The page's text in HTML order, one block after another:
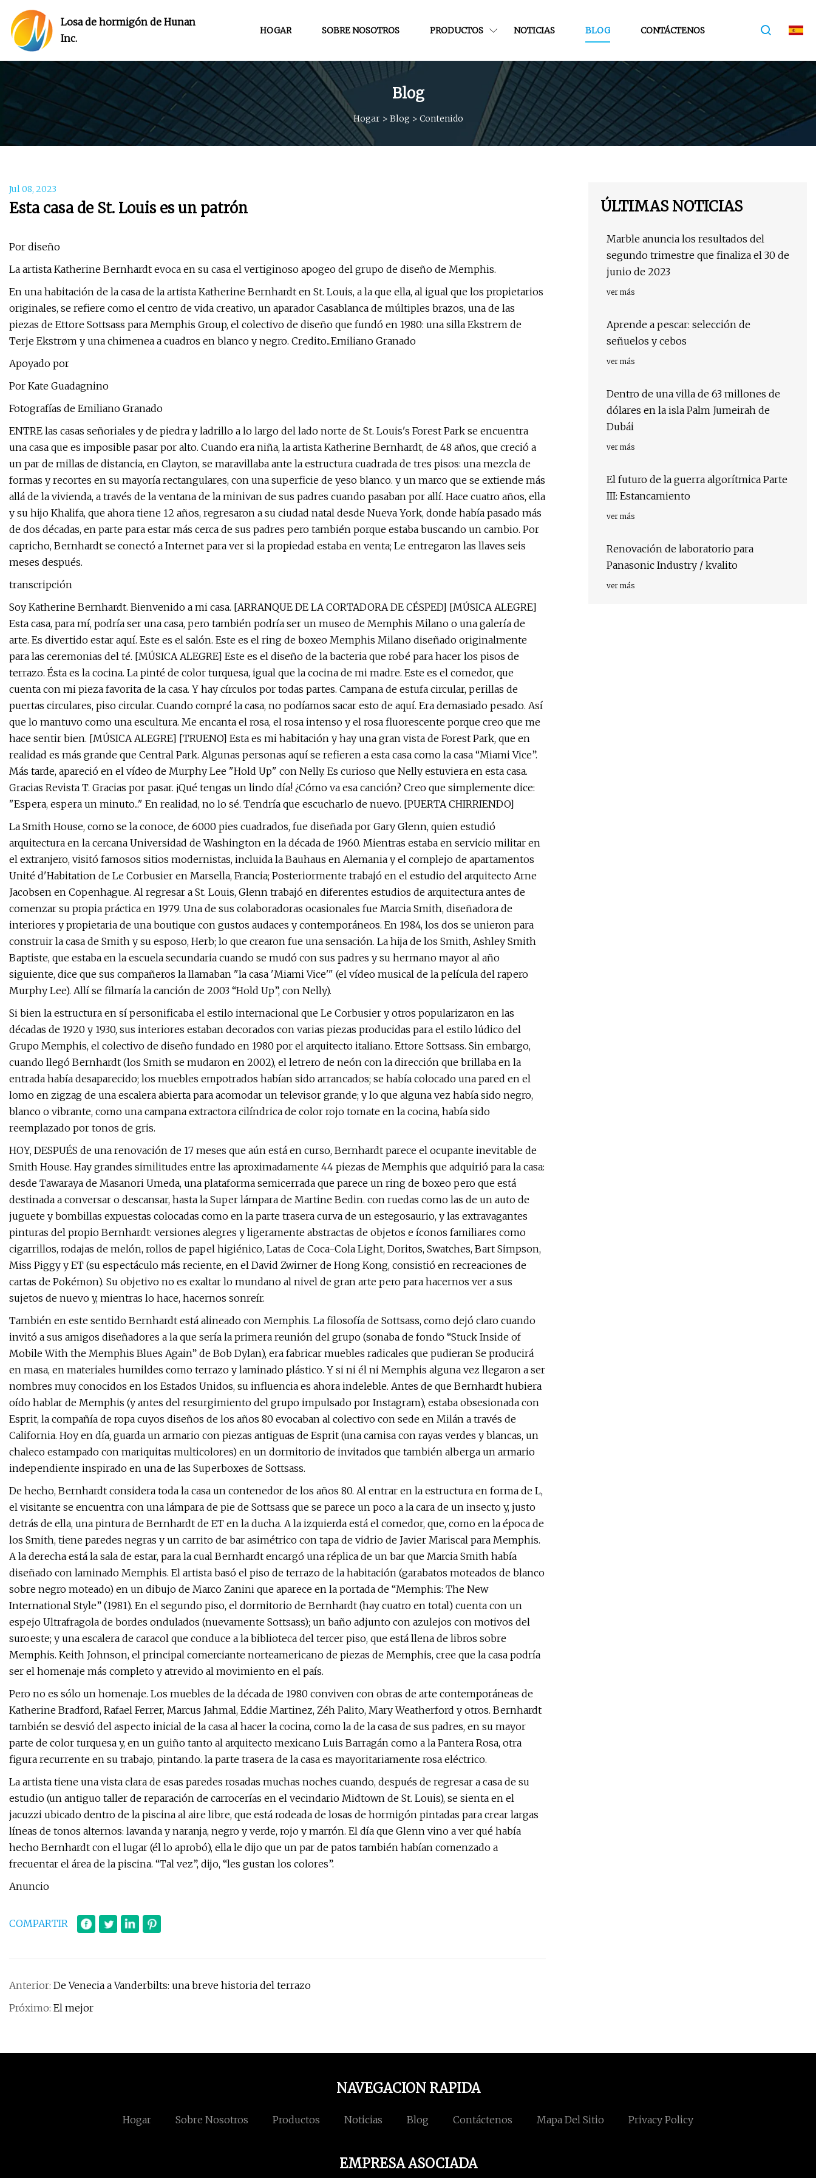
Losa de hormigón de Hunan
Inc.
HOGAR SOBRE NOSOTROS PRODUCTOS NOTICIAS BLOG CONTÁCTENOS
Blog
Hogar> Blog > Contenido
Jul 08, 2023
Esta casa de St. Louis es un patrón
Por diseño
La artista Katherine Bernhardt evoca en su casa el vertiginoso apogeo del grupo de diseño de Memphis.
En una habitación de la casa de la artista Katherine Bernhardt en St. Louis, a la que ella, al igual que los propietarios
originales, se refiere como el centro de vida creativo, un aparador Casablanca de múltiples brazos, una de las
piezas de Ettore Sottsass para Memphis Group, el colectivo de diseño que fundó en 1980: una silla Ekstrem de
Terje Ekstrøm y una chimenea a cuadros en blanco y negro. Credito...Emiliano Granado
Apoyado por
Por Kate Guadagnino
Fotografías de Emiliano Granado
ENTRE las casas señoriales y de piedra y ladrillo a lo largo del lado norte de St. Louis's Forest Park se encuentra
una casa que es imposible pasar por alto. Cuando era niña, la artista Katherine Bernhardt, de 48 años, que creció a
un par de millas de distancia, en Clayton, se maravillaba ante la estructura cuadrada de tres pisos: una mezcla de
formas y recortes en su mayoría rectangulares, con una superficie de yeso blanco. y un marco que se extiende más
allá de la vivienda, a través de la ventana de la minivan de sus padres cuando pasaban por allí. Hace cuatro años, ella
y su hijo Khalifa, que ahora tiene 12 años, regresaron a su ciudad natal desde Nueva York, donde había pasado más
de dos décadas, en parte para estar más cerca de sus padres pero también porque estaba buscando un cambio. Por
capricho, Bernhardt se conectó a Internet para ver si la propiedad estaba en venta; Le entregaron las llaves seis
meses después.
transcripción
Soy Katherine Bernhardt. Bienvenido a mi casa. [ARRANQUE DE LA CORTADORA DE CÉSPED] [MÚSICA ALEGRE]
Esta casa, para mí, podría ser una casa, pero también podría ser un museo de Memphis Milano o una galería de
arte. Es divertido estar aquí. Este es el salón. Este es el ring de boxeo Memphis Milano diseñado originalmente
para las ceremonias del té. [MÚSICA ALEGRE] Este es el diseño de la bacteria que robé para hacer los pisos de
terrazo. Ésta es la cocina. La pinté de color turquesa, igual que la cocina de mi madre. Este es el comedor, que
cuenta con mi pieza favorita de la casa. Y hay círculos por todas partes. Campana de estufa circular, perillas de
puertas circulares, piso circular. Cuando compré la casa, no podíamos sacar esto de aquí. Era demasiado pesado. Así
que lo mantuvo como una escultura. Me encanta el rosa, el rosa intenso y el rosa fluorescente porque creo que me
hace sentir bien. [MÚSICA ALEGRE] [TRUENO] Esta es mi habitación y hay una gran vista de Forest Park, que en
realidad es más grande que Central Park. Algunas personas aquí se refieren a esta casa como la casa “Miami Vice”.
Más tarde, apareció en el vídeo de Murphy Lee "Hold Up" con Nelly. Es curioso que Nelly estuviera en esta casa.
Gracias Revista T. Gracias por pasar. ¡Qué tengas un lindo día! ¿Cómo va esa canción? Creo que simplemente dice:
"Espera, espera un minuto..." En realidad, no lo sé. Tendría que escucharlo de nuevo. [PUERTA CHIRRIENDO]
La Smith House, como se la conoce, de 6000 pies cuadrados, fue diseñada por Gary Glenn, quien estudió
arquitectura en la cercana Universidad de Washington en la década de 1960. Mientras estaba en servicio militar en
el extranjero, visitó famosos sitios modernistas, incluida la Bauhaus en Alemania y el complejo de apartamentos
Unité d'Habitation de Le Corbusier en Marsella, Francia; Posteriormente trabajó en el estudio del arquitecto Arne
Jacobsen en Copenhague. Al regresar a St. Louis, Glenn trabajó en diferentes estudios de arquitectura antes de
comenzar su propia práctica en 1979. Una de sus colaboradoras ocasionales fue Marcia Smith, diseñadora de
interiores y propietaria de una boutique con gustos audaces y contemporáneos. En 1984, los dos se unieron para
construir la casa de Smith y su esposo, Herb; lo que crearon fue una sensación. La hija de los Smith, Ashley Smith
Baptiste, que estaba en la escuela secundaria cuando se mudó con sus padres y su hermano mayor al año
siguiente, dice que sus compañeros la llamaban "la casa 'Miami Vice'" (el vídeo musical de la película del rapero
Murphy Lee). Allí se filmaría la canción de 2003 “Hold Up”, con Nelly).
Si bien la estructura en sí personificaba el estilo internacional que Le Corbusier y otros popularizaron en las
décadas de 1920 y 1930, sus interiores estaban decorados con varias piezas producidas para el estilo lúdico del
Grupo Memphis, el colectivo de diseño fundado en 1980 por el arquitecto italiano. Ettore Sottsass. Sin embargo,
cuando llegó Bernhardt (los Smith se mudaron en 2002), el letrero de neón con la dirección que brillaba en la
entrada había desaparecido; los muebles empotrados habían sido arrancados; se había colocado una pared en el
lomo en zigzag de una escalera abierta para acomodar un televisor grande; y lo que alguna vez había sido negro,
blanco o vibrante, como una campana extractora cilíndrica de color rojo tomate en la cocina, había sido
reemplazado por tonos de gris.
HOY, DESPUÉS de una renovación de 17 meses que aún está en curso, Bernhardt parece el ocupante inevitable de
Smith House. Hay grandes similitudes entre las aproximadamente 44 piezas de Memphis que adquirió para la casa:
desde Tawaraya de Masanori Umeda, una plataforma semicerrada que parece un ring de boxeo pero que está
destinada a conversar o descansar, hasta la Super lámpara de Martine Bedin. con ruedas como las de un auto de
juguete y bombillas expuestas colocadas como en la parte trasera curva de un estegosaurio, y las extravagantes
pinturas del propio Bernhardt: versiones alegres y ligeramente abstractas de objetos e íconos familiares como
cigarrillos, rodajas de melón, rollos de papel higiénico, Latas de Coca-Cola Light, Doritos, Swatches, Bart Simpson,
Miss Piggy y ET (su espectáculo más reciente, en el David Zwirner de Hong Kong, consistió en recreaciones de
cartas de Pokémon). Su objetivo no es exaltar lo mundano al nivel de gran arte pero para hacernos ver a sus
sujetos de nuevo y, mientras lo hace, hacernos sonreír.
También en este sentido Bernhardt está alineado con Memphis. La filosofía de Sottsass, como dejó claro cuando
invitó a sus amigos diseñadores a la que sería la primera reunión del grupo (sonaba de fondo “Stuck Inside of
Mobile With the Memphis Blues Again” de Bob Dylan), era fabricar muebles radicales que pudieran Se producirá
en masa, en materiales humildes como terrazo y laminado plástico. Y si ni él ni Memphis alguna vez llegaron a ser
nombres muy conocidos en los Estados Unidos, su influencia es ahora indeleble. Antes de que Bernhardt hubiera
oído hablar de Memphis (y antes del resurgimiento del grupo impulsado por Instagram), estaba obsesionada con
Esprit, la compañía de ropa cuyos diseños de los años 80 evocaban al colectivo con sede en Milán a través de
California. Hoy en día, guarda un armario con piezas antiguas de Esprit (una camisa con rayas verdes y blancas, un
chaleco estampado con mariquitas multicolores) en un dormitorio de invitados que también alberga un armario
independiente inspirado en una de las Superboxes de Sottsass.
De hecho, Bernhardt considera toda la casa un contenedor de los años 80. Al entrar en la estructura en forma de L,
el visitante se encuentra con una lámpara de pie de Sottsass que se parece un poco a la cara de un insecto y, justo
detrás de ella, una pintura de Bernhardt de ET en la ducha. A la izquierda está el comedor, que, como en la época de
los Smith, tiene paredes negras y un carrito de bar asimétrico con tapa de vidrio de Javier Mariscal para Memphis.
A la derecha está la sala de estar, para la cual Bernhardt encargó una réplica de un bar que Marcia Smith había
diseñado con laminado Memphis. El artista basó el piso de terrazo de la habitación (garabatos moteados de blanco
sobre negro moteado) en un dibujo de Marco Zanini que aparece en la portada de “Memphis: The New
International Style” (1981). En el segundo piso, el dormitorio de Bernhardt (hay cuatro en total) cuenta con un
espejo Ultrafragola de bordes ondulados (nuevamente Sottsass); un baño adjunto con azulejos con motivos del
suroeste; y una escalera de caracol que conduce a la biblioteca del tercer piso, que está llena de libros sobre
Memphis. Keith Johnson, el principal comerciante norteamericano de piezas de Memphis, cree que la casa podría
ser el homenaje más completo y atrevido al movimiento en el país.
Pero no es sólo un homenaje. Los muebles de la década de 1980 conviven con obras de arte contemporáneas de
Katherine Bradford, Rafael Ferrer, Marcus Jahmal, Eddie Martinez, Zéh Palito, Mary Weatherford y otros. Bernhardt
también se desvió del aspecto inicial de la casa al hacer la cocina, como la de la casa de sus padres, en su mayor
parte de color turquesa y, en un guiño tanto al arquitecto mexicano Luis Barragán como a la Pantera Rosa, otra
figura recurrente en su trabajo, pintando. la parte trasera de la casa es mayoritariamente rosa eléctrico.
La artista tiene una vista clara de esas paredes rosadas muchas noches cuando, después de regresar a casa de su
estudio (un antiguo taller de reparación de carrocerías en el vecindario Midtown de St. Louis), se sienta en el
jacuzzi ubicado dentro de la piscina al aire libre, que está rodeada de losas de hormigón pintadas para crear largas
líneas de tonos alternos: lavanda y naranja, negro y verde, rojo y marrón. El día que Glenn vino a ver qué había
hecho Bernhardt con el lugar (él lo aprobó), ella le dijo que un par de patos también habían comenzado a
frecuentar el área de la piscina. “Tal vez”, dijo, “les gustan los colores”.
Anuncio
COMPARTIR
Anterior: De Venecia a Vanderbilts: una breve historia del terrazo
Próximo: El mejor
ÚLTIMAS NOTICIAS
Marble anuncia los resultados del
segundo trimestre que finaliza el 30 de
junio de 2023
ver más
Aprende a pescar: selección de
señuelos y cebos
ver más
Dentro de una villa de 63 millones de
dólares en la isla Palm Jumeirah de
Dubái
ver más
El futuro de la guerra algorítmica Parte
III: Estancamiento
ver más
Renovación de laboratorio para
Panasonic Industry / kvalito
ver más
NAVEGACION RAPIDA
Hogar Sobre Nosotros Productos Noticias Blog Contáctenos Mapa Del Sitio Privacy Policy
EMPRESA ASOCIADA